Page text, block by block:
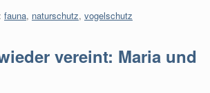
fauna, naturschutz, vogelschutz
vereint: Maria und